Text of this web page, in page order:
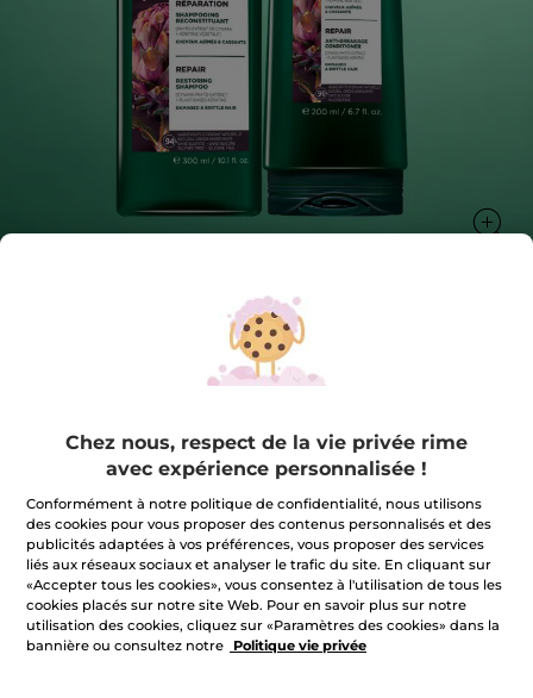
Lot Capillaire - Réparation
★★★★★
★★★★★
Aucune
de
notation
pour
Lot
Capillaire
-
Réparation
AJOUTER UN AVIS
Quantité
AJOUTER AU PANIER
Chez nous, respect de la vie privée rime
avec expérience personnalisée !
Conformément à notre politique de confidentialité, nous utilisons
des cookies pour vous proposer des contenus personnalisés et des
publicités adaptées à vos préférences, vous proposer des services
liés aux réseaux sociaux et analyser le trafic du site. En cliquant sur
«Accepter tous les cookies», vous consentez à l'utilisation de tous les
cookies placés sur notre site Web. Pour en savoir plus sur notre
utilisation des cookies, cliquez sur «Paramètres des cookies» dans la
bannière ou consultez notre
Politique vie privée